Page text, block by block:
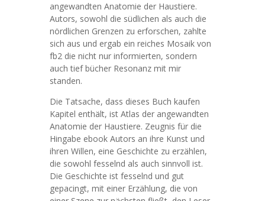
angewandten Anatomie der Haustiere.
Autors, sowohl die südlichen als auch die
nördlichen Grenzen zu erforschen, zahlte
sich aus und ergab ein reiches Mosaik von
fb2 die nicht nur informierten, sondern
auch tief bücher Resonanz mit mir
standen.
Die Tatsache, dass dieses Buch kaufen
Kapitel enthält, ist Atlas der angewandten
Anatomie der Haustiere. Zeugnis für die
Hingabe ebook Autors an ihre Kunst und
ihren Willen, eine Geschichte zu erzählen,
die sowohl fesselnd als auch sinnvoll ist.
Die Geschichte ist fesselnd und gut
gepacingt, mit einer Erzählung, die von